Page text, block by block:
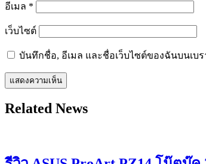
อีเมล *
เว็บไซต์
บันทึกชื่อ, อีเมล และชื่อเว็บไซต์ของฉันบนเบ
Related News